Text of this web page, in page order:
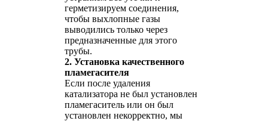
герметизируем соединения,
чтобы выхлопные газы
выводились только через
предназначенные для этого
трубы.
2. Установка качественного
пламегасителя
Если после удаления
катализатора не был установлен
пламегаситель или он был
установлен некорректно, мы